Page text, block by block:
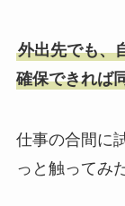
外出先でも、
確保できれば
仕事の合間に
っと触ってみ